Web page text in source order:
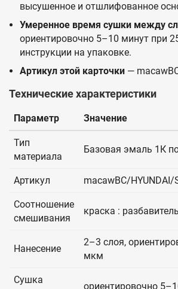
высушенное и отшлифованное
Умеренное время сушки между
ориентировочно 5–10 минут при
инструкции на упаковке.
Артикул этой карточки —
Технические характеристики
Параметр Значение
Тип
материала
Базовая эмаль 1К
Артикул macawBC/HYUNDAI/
Соотношение
смешивания
краска :
Нанесение
2–3 слоя,
мкм
Сушка
ориентировочно